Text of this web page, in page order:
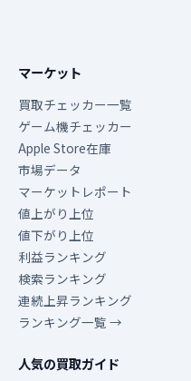
マーケット
買取チェッカー一覧
ゲーム機チェッカー
Apple Store在庫
市場データ
マーケットレポート
値上がり上位
値下がり上位
利益ランキング
検索ランキング
連続上昇ランキング
ランキング一覧 →
人気の買取ガイド